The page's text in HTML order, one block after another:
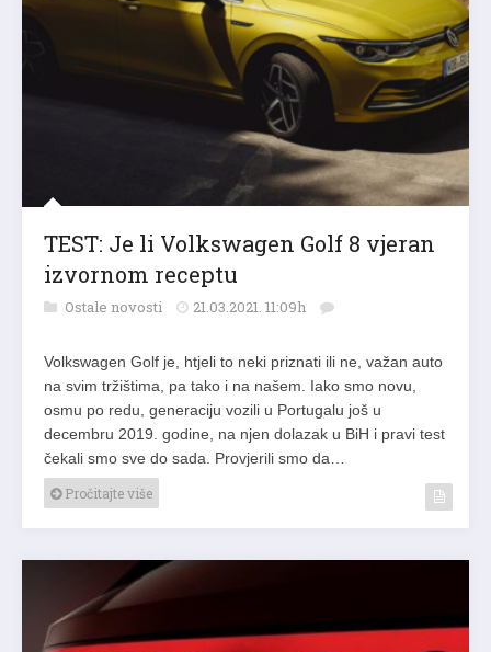
TEST: Je li Volkswagen Golf 8 vjeran
izvornom receptu
Ostale novosti 21.03.2021. 11:09h
Volkswagen Golf je, htjeli to neki priznati ili ne, važan auto
na svim tržištima, pa tako i na našem. Iako smo novu,
osmu po redu, generaciju vozili u Portugalu još u
decembru 2019. godine, na njen dolazak u BiH i pravi test
čekali smo sve do sada. Provjerili smo da…
Pročitajte više